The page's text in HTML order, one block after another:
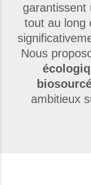
garantissent
tout au long
Nous
ambitieux